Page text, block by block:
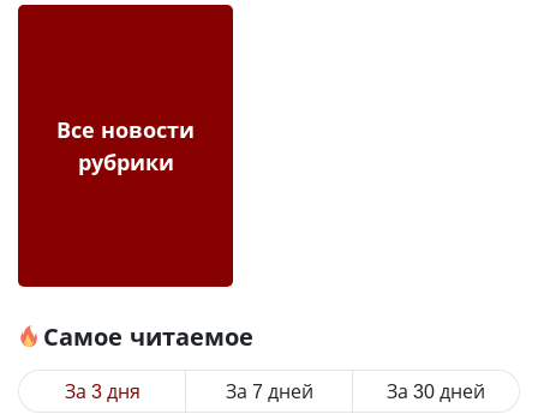
Все новости
рубрики
Самое читаемое
За 3 дня За 7 дней За 30 дней